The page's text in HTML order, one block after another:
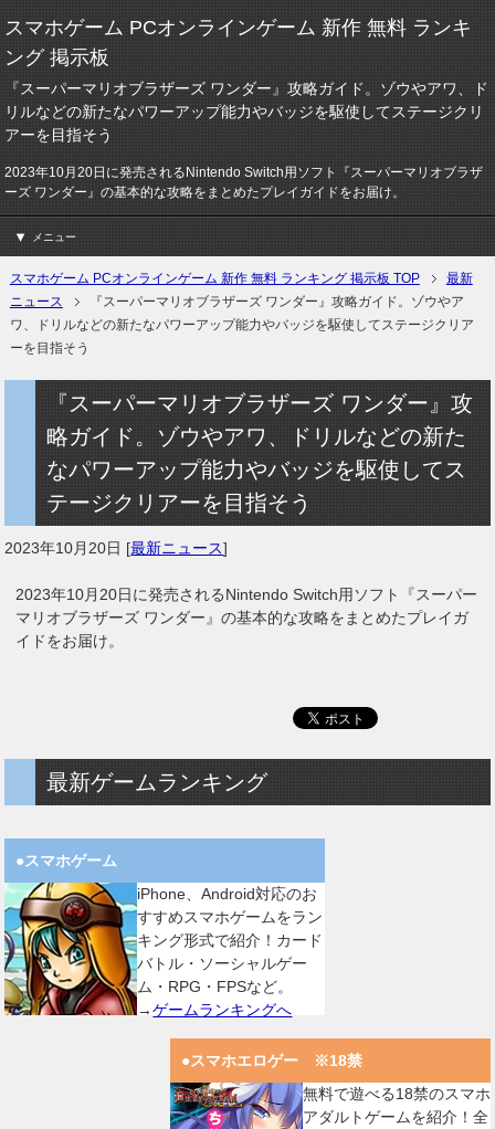
スマホゲーム PCオンラインゲーム 新作 無料 ランキ
ング 掲示板
『スーパーマリオブラザーズ ワンダー』攻略ガイド。ゾウやアワ、ド
リルなどの新たなパワーアップ能力やバッジを駆使してステージクリ
アーを目指そう
2023年10月20日に発売されるNintendo Switch用ソフト『スーパーマリオブラザ
ーズ ワンダー』の基本的な攻略をまとめたプレイガイドをお届け。
メニュー
スマホゲーム PCオンラインゲーム 新作 無料 ランキング 掲示板 TOP
最新
ニュース
『スーパーマリオブラザーズ ワンダー』攻略ガイド。ゾウやア
ワ、ドリルなどの新たなパワーアップ能力やバッジを駆使してステージクリア
ーを目指そう
『スーパーマリオブラザーズ ワンダー』攻
略ガイド。ゾウやアワ、ドリルなどの新た
なパワーアップ能力やバッジを駆使してス
テージクリアーを目指そう
2023年10月20日 [最新ニュース]
2023年10月20日に発売されるNintendo Switch用ソフト『スーパー
マリオブラザーズ ワンダー』の基本的な攻略をまとめたプレイガ
イドをお届け。
最新ゲームランキング
●スマホゲーム
iPhone、Android対応のお
すすめスマホゲームをラン
キング形式で紹介！カード
バトル・ソーシャルゲー
ム・RPG・FPSなど。
→ゲームランキングへ
●スマホエロゲー ※18禁
無料で遊べる18禁のスマホ
アダルトゲームを紹介！全